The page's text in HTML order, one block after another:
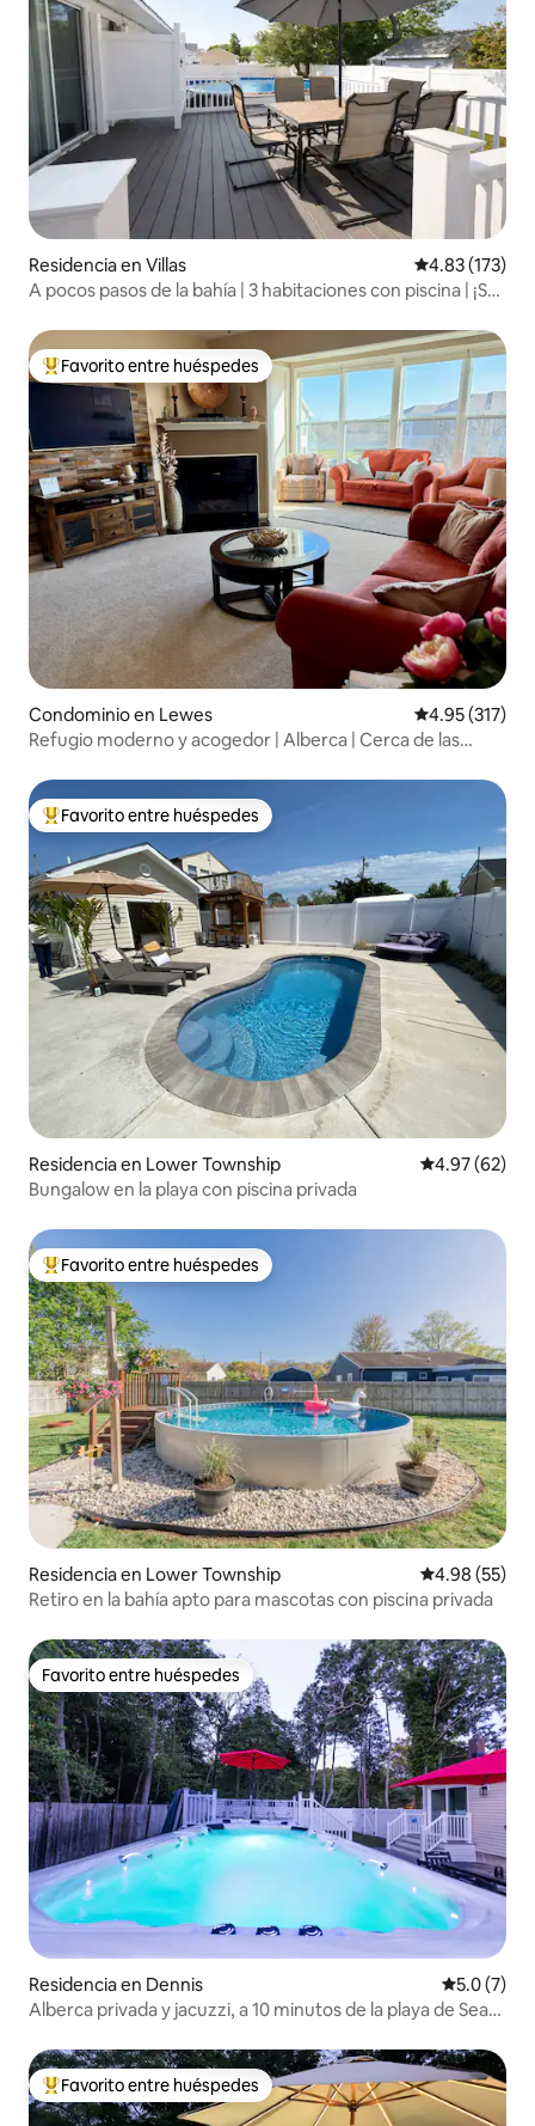
Residencia en Villas Calificación
4.83 (173)
A pocos pasos de la bahía | 3 habitaciones con piscina | ¡Se
De los mejores en Favorito entre huéspedes
Favorito entre huéspedes
Condominio en Lewes Calificación
4.95 (317)
Refugio moderno y acogedor | Alberca | Cerca de las
De los mejores en Favorito entre huéspedes
Favorito entre huéspedes
Residencia en Lower Township Calificación
4.97 (62)
Bungalow en la playa con piscina privada
De los mejores en Favorito entre huéspedes
Favorito entre huéspedes
Residencia en Lower Township Calificación
4.98 (55)
Retiro en la bahía apto para mascotas con piscina privada
Favorito entre huéspedes
Favorito entre huéspedes
Residencia en Dennis
5.0 (7)
Alberca privada y jacuzzi, a 10 minutos de la playa de Sea
De los mejores en Favorito entre huéspedes
Favorito entre huéspedes